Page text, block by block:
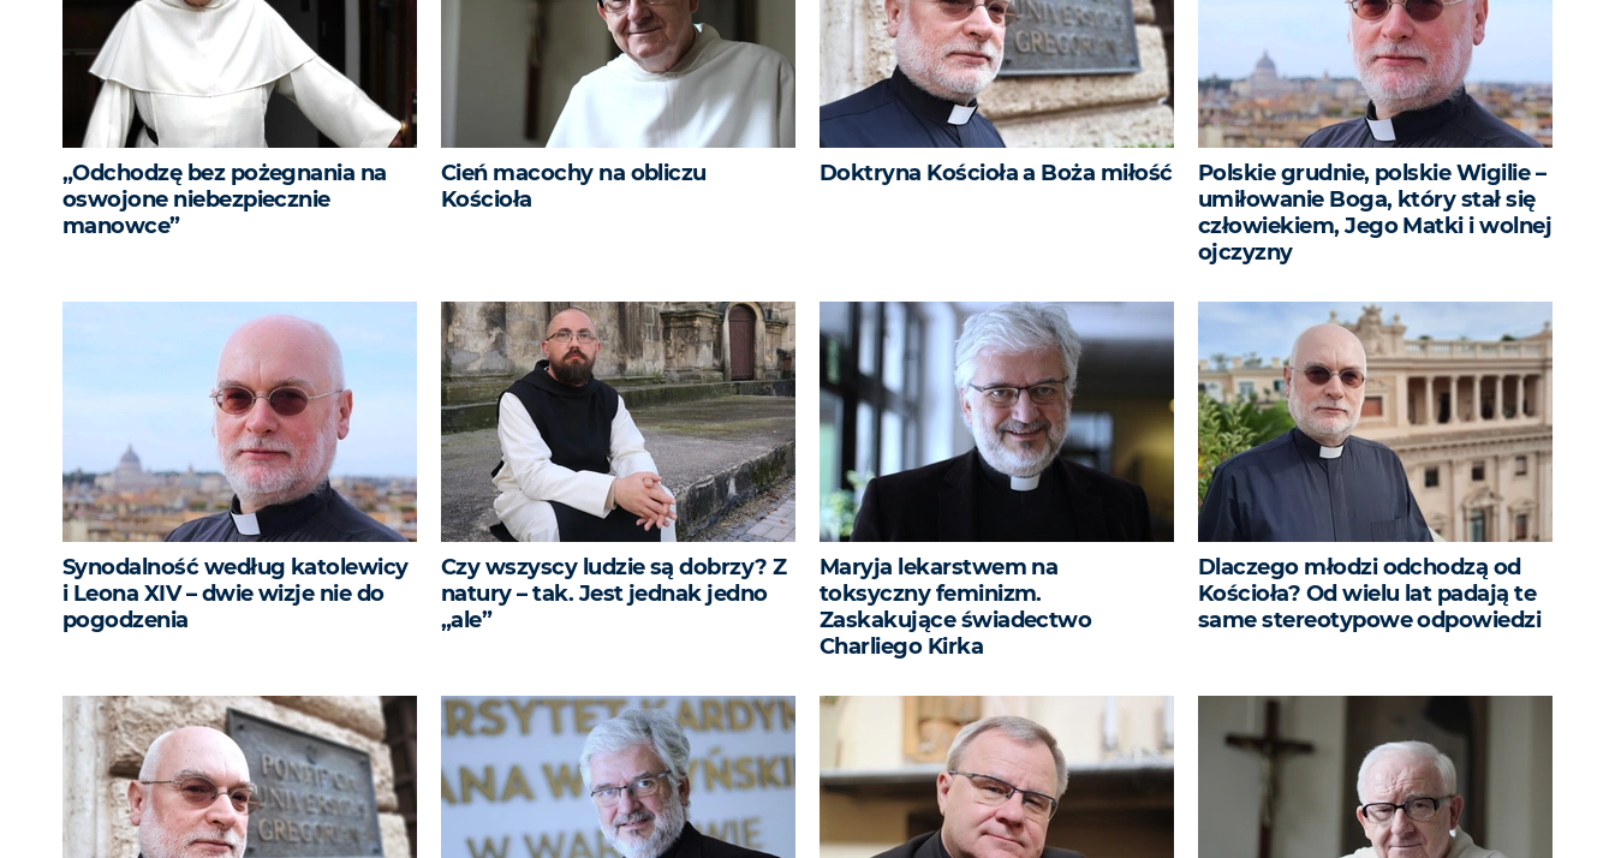
„Odchodzę bez pożegnania na
oswojone niebezpiecznie
manowce”
Cień macochy na obliczu
Kościoła
Doktryna Kościoła a Boża miłość
Polskie grudnie, polskie Wigilie –
umiłowanie Boga, który stał się
człowiekiem, Jego Matki i wolnej
ojczyzny
Synodalność według katolewicy
i Leona XIV – dwie wizje nie do
pogodzenia
Czy wszyscy ludzie są dobrzy? Z
natury – tak. Jest jednak jedno
„ale”
Maryja lekarstwem na
toksyczny feminizm.
Zaskakujące świadectwo
Charliego Kirka
Dlaczego młodzi odchodzą od
Kościoła? Od wielu lat padają te
same stereotypowe odpowiedzi